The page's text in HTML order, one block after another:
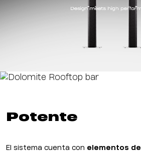
Potente
El sistema cuenta con elementos de